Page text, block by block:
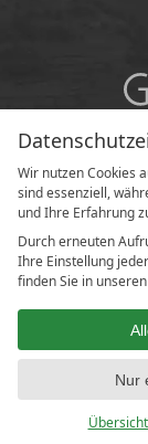
Wir nutzen Cookies
sind essenziell,
und Ihre Erfahrung
Durch erneuten
Ihre Einstellung
finden Sie in
Nur